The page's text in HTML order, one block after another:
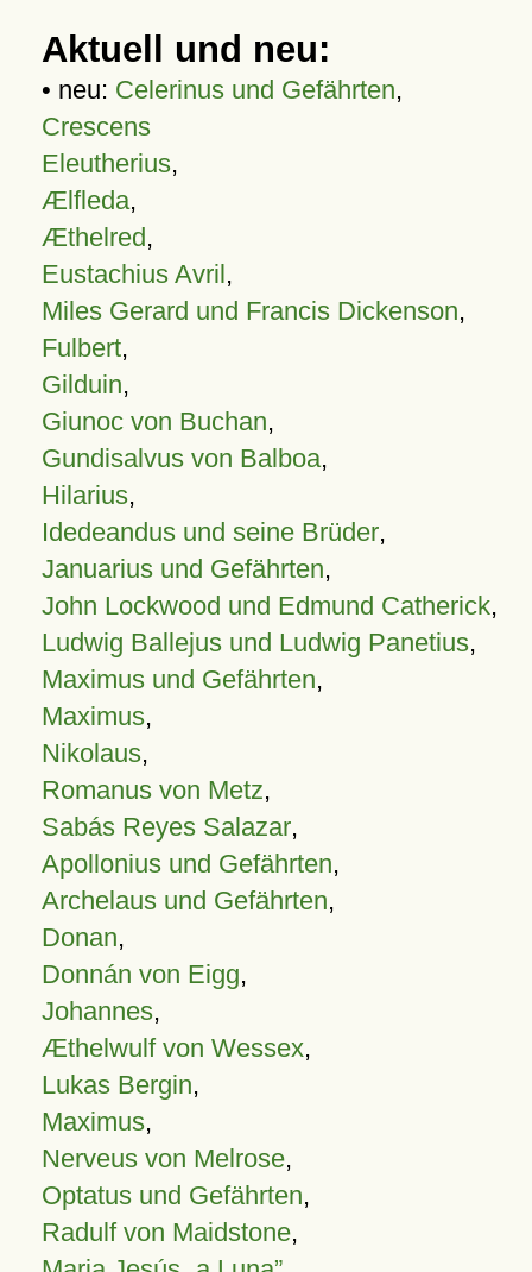
Aktuell und neu:
• neu: Celerinus und Gefährten,
Crescens
Eleutherius,
Ælfleda,
Æthelred,
Eustachius Avril,
Miles Gerard und Francis Dickenson,
Fulbert,
Gilduin,
Giunoc von Buchan,
Gundisalvus von Balboa,
Hilarius,
Idedeandus und seine Brüder,
Januarius und Gefährten,
John Lockwood und Edmund Catherick,
Ludwig Ballejus und Ludwig Panetius,
Maximus und Gefährten,
Maximus,
Nikolaus,
Romanus von Metz,
Sabás Reyes Salazar,
Apollonius und Gefährten,
Archelaus und Gefährten,
Donan,
Donnán von Eigg,
Johannes,
Æthelwulf von Wessex,
Lukas Bergin,
Maximus,
Nerveus von Melrose,
Optatus und Gefährten,
Radulf von Maidstone,